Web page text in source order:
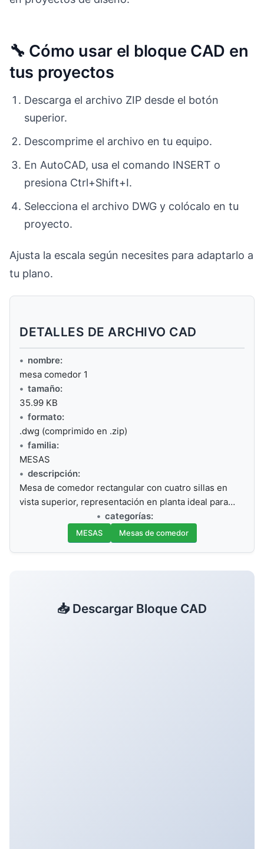
🔧 Cómo usar el bloque CAD en
tus proyectos
Descarga el archivo ZIP desde el botón
superior.
Descomprime el archivo en tu equipo.
En AutoCAD, usa el comando INSERT o
presiona Ctrl+Shift+I.
Selecciona el archivo DWG y colócalo en tu
proyecto.
Ajusta la escala según necesites para adaptarlo a
tu plano.
DETALLES DE ARCHIVO CAD
nombre:
mesa comedor 1
tamaño:
35.99 KB
formato:
.dwg (comprimido en .zip)
familia:
MESAS
descripción:
Mesa de comedor rectangular con cuatro sillas en
vista superior, representación en planta ideal para…
categorías:
MESAS Mesas de comedor
📥 Descargar Bloque CAD